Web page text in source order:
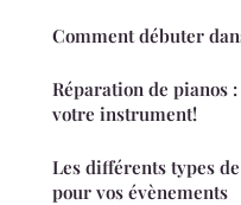
Comment débuter
Réparation de pianos
votre instrument!
Les différents types
pour vos évènements